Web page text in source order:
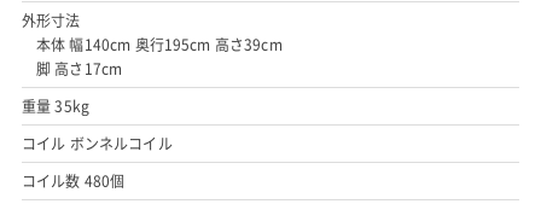
外形寸法
本体 幅140cm 奥行195cm 高さ39cm
脚 高さ17cm
重量 35kg
コイル ボンネルコイル
コイル数 480個